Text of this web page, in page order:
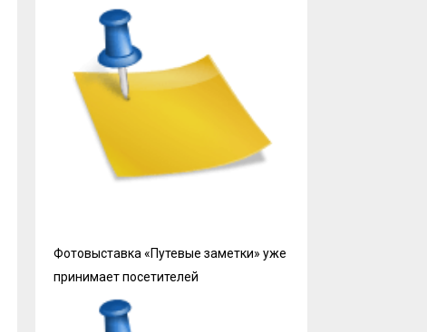
Фотовыставка «Путевые заметки» уже
принимает посетителей